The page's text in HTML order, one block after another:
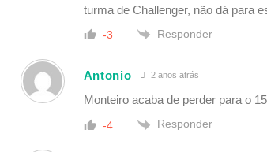
turma de Challenger, não dá para
-3 Responder
Antonio 2 anos atrás
Monteiro acaba de perder para o
-4 Responder